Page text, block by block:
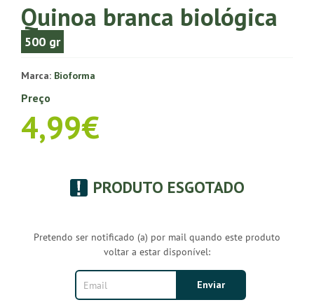
Quinoa branca biológica
500 gr
Marca: Bioforma
Preço
4,99€
PRODUTO ESGOTADO
Pretendo ser notificado (a) por mail quando este produto
voltar a estar disponível: